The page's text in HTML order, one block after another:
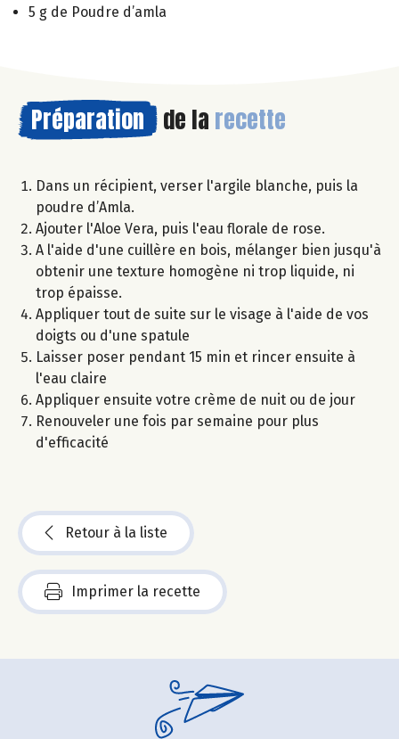
5 g de Poudre d’amla
Préparation de la recette
Dans un récipient, verser l'argile blanche, puis la
poudre d’Amla.
Ajouter l'Aloe Vera, puis l'eau florale de rose.
A l'aide d'une cuillère en bois, mélanger bien jusqu'à
obtenir une texture homogène ni trop liquide, ni
trop épaisse.
Appliquer tout de suite sur le visage à l'aide de vos
doigts ou d'une spatule
Laisser poser pendant 15 min et rincer ensuite à
l'eau claire
Appliquer ensuite votre crème de nuit ou de jour
Renouveler une fois par semaine pour plus
d'efficacité
Retour à la liste
Imprimer la recette